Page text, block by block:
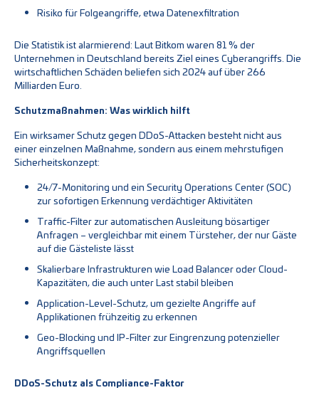
Risiko für Folgeangriffe, etwa Datenexfiltration
Die Statistik ist alarmierend: Laut Bitkom waren 81 % der
Unternehmen in Deutschland bereits Ziel eines Cyberangriffs. Die
wirtschaftlichen Schäden beliefen sich 2024 auf über 266
Milliarden Euro.
Schutzmaßnahmen: Was wirklich hilft
Ein wirksamer Schutz gegen DDoS-Attacken besteht nicht aus
einer einzelnen Maßnahme, sondern aus einem mehrstufigen
Sicherheitskonzept:
24/7-Monitoring und ein Security Operations Center (SOC)
zur sofortigen Erkennung verdächtiger Aktivitäten
Traffic-Filter zur automatischen Ausleitung bösartiger
Anfragen – vergleichbar mit einem Türsteher, der nur Gäste
auf die Gästeliste lässt
Skalierbare Infrastrukturen wie Load Balancer oder Cloud-
Kapazitäten, die auch unter Last stabil bleiben
Application-Level-Schutz, um gezielte Angriffe auf
Applikationen frühzeitig zu erkennen
Geo-Blocking und IP-Filter zur Eingrenzung potenzieller
Angriffsquellen
DDoS-Schutz als Compliance-Faktor